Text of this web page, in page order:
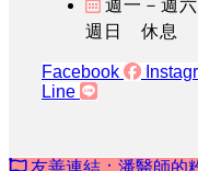
週一－週
週日 休息
Facebook
Line
友善連結：潘醫師的